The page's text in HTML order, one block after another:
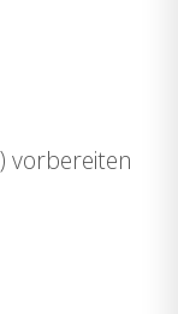
vorbereiten